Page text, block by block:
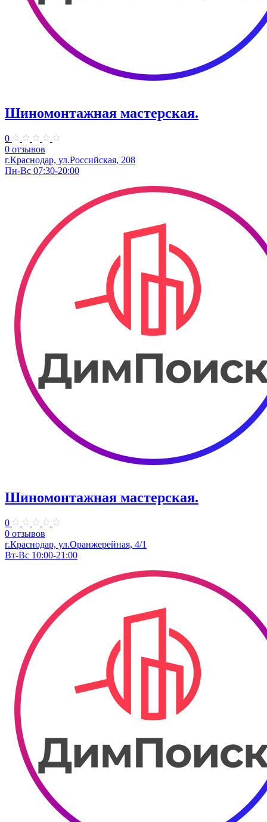
Шиномонтажная мастерская.
0
0 отзывов
г.Краснодар, ул.Российская, 208
Пн-Вс 07:30-20:00
Шиномонтажная мастерская.
0
0 отзывов
г.Краснодар, ул.Оранжерейная, 4/1
Вт-Вс 10:00-21:00